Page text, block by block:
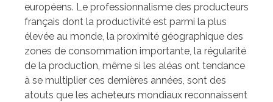
européens. Le professionnalisme des producteurs
français dont la productivité est parmi la plus
élevée au monde, la proximité géographique des
zones de consommation importante, la régularité
de la production, même si les aléas ont tendance
à se multiplier ces dernières années, sont des
atouts que les acheteurs mondiaux reconnaissent